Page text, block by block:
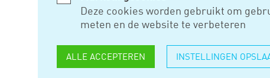
Deze cookies worden gebruikt om
meten en de website te verbeteren
ALLE ACCEPTEREN INSTELLINGEN
KORT
Iemand die slechts korte tijd